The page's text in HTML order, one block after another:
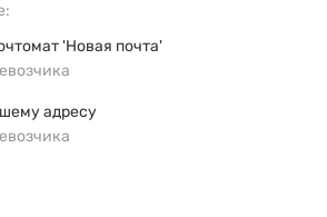
'Новая почта'
адресу
Это способствует
массы и силы.
комплекс:
который способствует
гормон является ключевым для